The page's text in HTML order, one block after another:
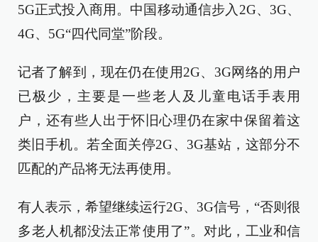
5G正式投入商用。中国移动通信步入2G、3G、
4G、5G“四代同堂”阶段。
记者了解到，现在仍在使用2G、3G网络的用户
已极少，主要是一些老人及儿童电话手表用
户，还有些人出于怀旧心理仍在家中保留着这
类旧手机。若全面关停2G、3G基站，这部分不
匹配的产品将无法再使用。
有人表示，希望继续运行2G、3G信号，“否则很
多老人机都没法正常使用了”。对此，工业和信